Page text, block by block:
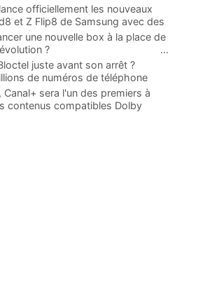
officiellement les nouveaux
et Z Flip8 de Samsung avec des
cadeaux
...
une nouvelle box à la place de
?
...
juste avant son arrêt ?
de numéros de téléphone
Canal+ sera l'un des premiers à
contenus compatibles Dolby